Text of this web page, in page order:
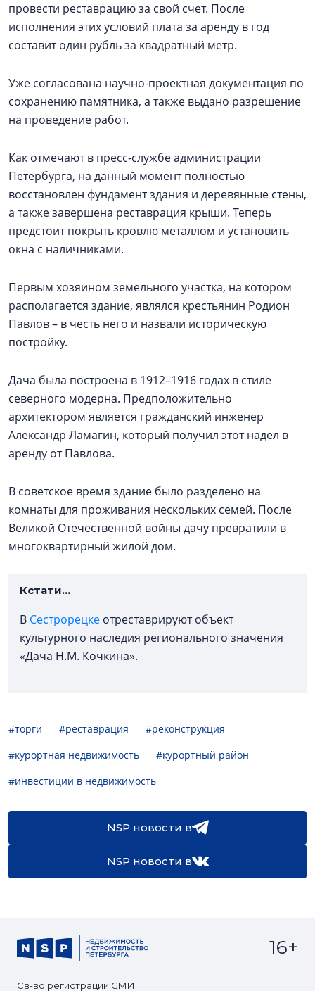
провести реставрацию за свой счет. После
исполнения этих условий плата за аренду в год
составит один рубль за квадратный метр.
Уже согласована научно-проектная документация по
сохранению памятника, а также выдано разрешение
на проведение работ.
Как отмечают в пресс-службе администрации
Петербурга, на данный момент полностью
восстановлен фундамент здания и деревянные стены,
а также завершена реставрация крыши. Теперь
предстоит покрыть кровлю металлом и установить
окна с наличниками.
Первым хозяином земельного участка, на котором
располагается здание, являлся крестьянин Родион
Павлов – в честь него и назвали историческую
постройку.
Дача была построена в 1912–1916 годах в стиле
северного модерна. Предположительно
архитектором является гражданский инженер
Александр Ламагин, который получил этот надел в
аренду от Павлова.
В советское время здание было разделено на
комнаты для проживания нескольких семей. После
Великой Отечественной войны дачу превратили в
многоквартирный жилой дом.
Кстати...
В Сестрорецке отреставрируют объект
культурного наследия регионального значения
«Дача Н.М. Кочкина».
#торги #реставрация
#реконструкция
#курортная недвижимость
#курортный район
#инвестиции в недвижимость
NSP новости в
NSP новости в
Св-во регистрации СМИ:
16+